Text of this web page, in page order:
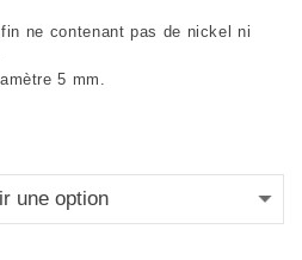
ne contenant pas de nickel ni
5 mm.